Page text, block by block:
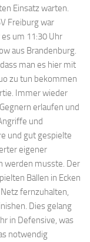
Einsatz warten.
Freiburg war
um 11:30 Uhr
aus Brandenburg.
man es hier mit
zu tun bekommen
Immer wieder
erlaufen und
und
und gut gespielte
eigener
werden musste. Der
Bällen in Ecken
fernzuhalten,
Dies gelang
in Defensive, was
notwendig